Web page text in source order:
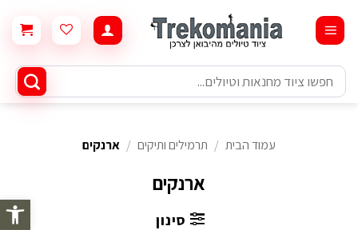
פתח
content
חיפוש
עבור:
ארנקים
עמוד הבית / תרמילים ותיקים / ארנקים
סינון